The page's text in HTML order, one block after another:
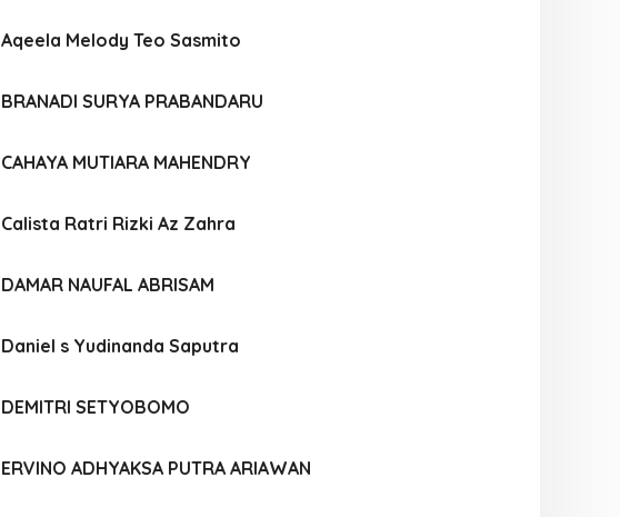
Aqeela Melody Teo Sasmito
BRANADI SURYA PRABANDARU
CAHAYA MUTIARA MAHENDRY
Calista Ratri Rizki Az Zahra
DAMAR NAUFAL ABRISAM
Daniel s Yudinanda Saputra
DEMITRI SETYOBOMO
ERVINO ADHYAKSA PUTRA ARIAWAN